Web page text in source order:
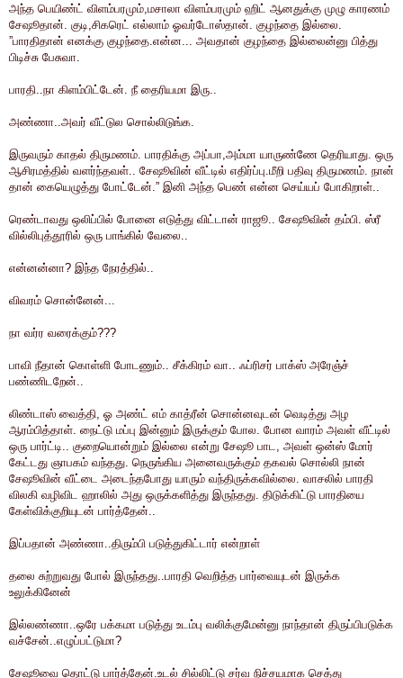
அந்த பெயிண்ட் விளம்பரமும்,மசாலா விளம்பரமும் ஹிட் ஆனதுக்கு முழு காரணம்
சேஷூதான். குடி,சிகரெட் எல்லாம் ஓவர்டோஸ்தான். குழந்தை இல்லை.
”பாரதிதான் எனக்கு குழந்தை.என்ன... அவதான் குழந்தை இல்லைன்னு பித்து
பிடிச்சு பேசுவா.
பாரதி..நா கிளம்பிட்டேன். நீ தைரியமா இரு..
அண்ணா..அவர் வீட்டுல சொல்லிடுங்க.
இருவரும் காதல் திருமணம். பாரதிக்கு அப்பா,அம்மா யாருண்ணே தெரியாது. ஒரு
ஆசிரமத்தில் வளர்ந்தவள்.. சேஷூவின் வீட்டில் எதிர்ப்பு.மீறி பதிவு திருமணம். நான்
தான் கையெழுத்து போட்டேன்.” இனி அந்த பெண் என்ன செய்யப் போகிறாள்..
ரெண்டாவது ஒலிப்பில் போனை எடுத்து விட்டான் ராஜூ.. சேஷூவின் தம்பி. ஸ்ரீ
வில்லிபுத்தூரில் ஒரு பாங்கில் வேலை..
என்னன்னா? இந்த நேரத்தில்..
விவரம் சொன்னேன்...
நா வர்ர வரைக்கும்???
பாவி நீதான் கொள்ளி போடணும்.. சீக்கிரம் வா.. ஃப்ரிசர் பாக்ஸ் அரேஞ்ச்
பண்ணிடறேன்..
லிண்டாஸ் வைத்தி, ஓ அண்ட் எம் காத்ரீன் சொன்னவுடன் வெடித்து அழ
ஆரம்பித்தாள். நைட்டு மப்பு இன்னும் இருக்கும் போல. போன வாரம் அவள் வீட்டில்
ஒரு பார்ட்டி.. குறையொன்றும் இல்லை என்று சேஷூ பாட, அவள் ஒன்ஸ் மோர்
கேட்டது ஞாபகம் வந்தது. நெருங்கிய அனைவருக்கும் தகவல் சொல்லி நான்
சேஷூவின் வீட்டை அடைந்தபோது யாரும் வந்திருக்கவில்லை. வாசலில் பாரதி
விலகி வழிவிட ஹாலில் அது ஒருக்களித்து இருந்தது. திடுக்கிட்டு பாரதியை
கேள்விக்குறியுடன் பார்த்தேன்..
இப்பதான் அண்ணா..திரும்பி படுத்துகிட்டார் என்றாள்
தலை சுற்றுவது போல் இருந்தது..பாரதி வெறித்த பார்வையுடன் இருக்க
உலுக்கினேன்
இல்லண்ணா..ஒரே பக்கமா படுத்து உடம்பு வலிக்குமேன்னு நாந்தான் திருப்பிபடுக்க
வச்சேன்..எழுப்பட்டுமா?
சேஷூவை தொட்டு பார்த்தேன்.உடல் சில்லிட்டு சர்வ நிச்சயமாக செத்து